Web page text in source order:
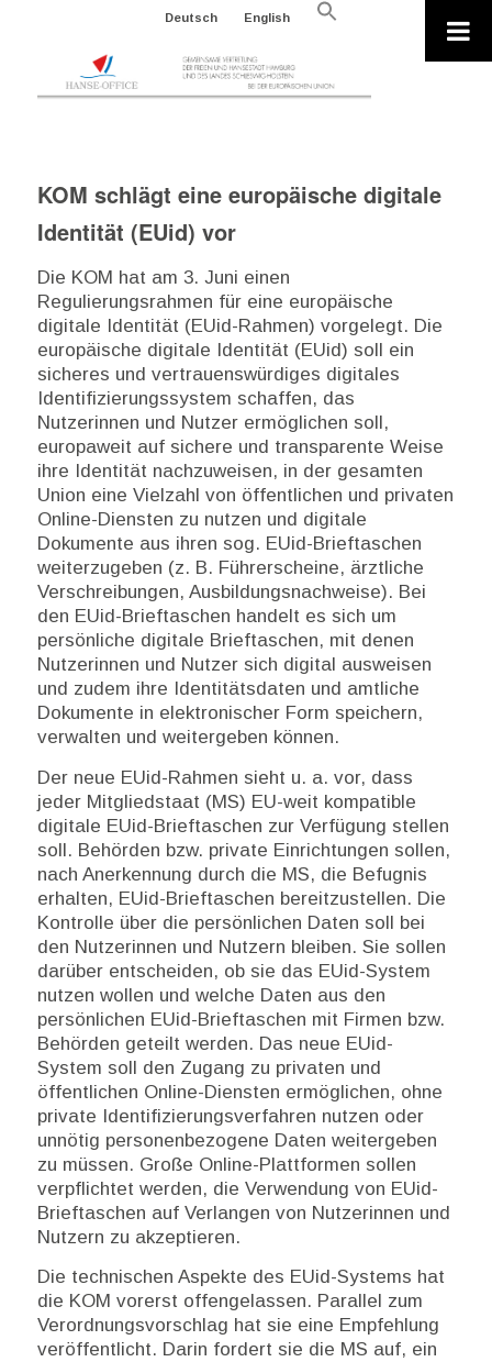
Deutsch English
Search
KOM schlägt eine europäische digitale
Identität (EUid) vor
Die KOM hat am 3. Juni einen
Regulierungsrahmen für eine europäische
digitale Identität (EUid-Rahmen) vorgelegt. Die
europäische digitale Identität (EUid) soll ein
sicheres und vertrauenswürdiges digitales
Identifizierungssystem schaffen, das
Nutzerinnen und Nutzer ermöglichen soll,
europaweit auf sichere und transparente Weise
ihre Identität nachzuweisen, in der gesamten
Union eine Vielzahl von öffentlichen und privaten
Online-Diensten zu nutzen und digitale
Dokumente aus ihren sog. EUid-Brieftaschen
weiterzugeben (z. B. Führerscheine, ärztliche
Verschreibungen, Ausbildungsnachweise). Bei
den EUid-Brieftaschen handelt es sich um
persönliche digitale Brieftaschen, mit denen
Nutzerinnen und Nutzer sich digital ausweisen
und zudem ihre Identitätsdaten und amtliche
Dokumente in elektronischer Form speichern,
verwalten und weitergeben können.
Der neue EUid-Rahmen sieht u. a. vor, dass
jeder Mitgliedstaat (MS) EU-weit kompatible
digitale EUid-Brieftaschen zur Verfügung stellen
soll. Behörden bzw. private Einrichtungen sollen,
nach Anerkennung durch die MS, die Befugnis
erhalten, EUid-Brieftaschen bereitzustellen. Die
Kontrolle über die persönlichen Daten soll bei
den Nutzerinnen und Nutzern bleiben. Sie sollen
darüber entscheiden, ob sie das EUid-System
nutzen wollen und welche Daten aus den
persönlichen EUid-Brieftaschen mit Firmen bzw.
Behörden geteilt werden. Das neue EUid-
System soll den Zugang zu privaten und
öffentlichen Online-Diensten ermöglichen, ohne
private Identifizierungsverfahren nutzen oder
unnötig personenbezogene Daten weitergeben
zu müssen. Große Online-Plattformen sollen
verpflichtet werden, die Verwendung von EUid-
Brieftaschen auf Verlangen von Nutzerinnen und
Nutzern zu akzeptieren.
Die technischen Aspekte des EUid-Systems hat
die KOM vorerst offengelassen. Parallel zum
Verordnungsvorschlag hat sie eine Empfehlung
veröffentlicht. Darin fordert sie die MS auf, ein